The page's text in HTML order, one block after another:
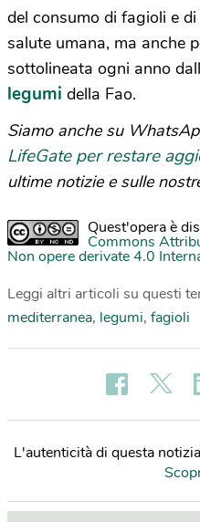
del consumo di fagioli e
salute umana, ma anche
sottolineata ogni anno
legumi della Fao.
Siamo anche su
LifeGate per restare
ultime notizie e sulle
Quest'opera è
Commons
Non opere derivate 4.0
Leggi altri articoli su questi
mediterranea, legumi, fagioli
L'autenticità di questa